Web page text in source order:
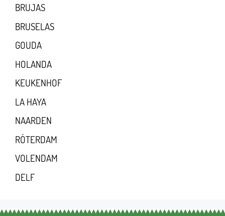
BRUJAS
BRUSELAS
GOUDA
HOLANDA
KEUKENHOF
LA HAYA
NAARDEN
RÓTERDAM
VOLENDAM
DELF